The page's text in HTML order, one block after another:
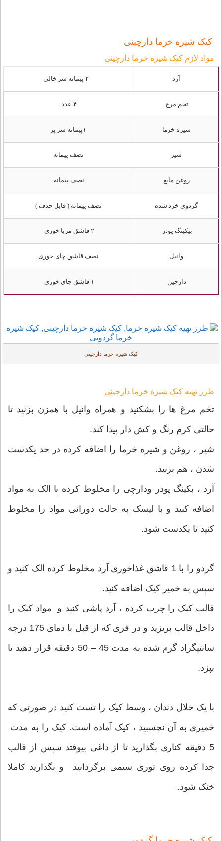
کیک شیره خرما دارچینی
مواد لازم کیک شیره خرما دارچینی
آرد
تخم مرغ ۴ عدد
شیره خرما
شیر نصف پیمانه
روغن مایع نصف پیمانه
گردوی خرد شده نصف پیمانه ( قابل حذف )
بیکینگ پودر ۲ قاشق مربا خوری
وانیل نصف قاشق چای خوری
دارچین ۱ قاشق چای خوری
کیک شیره خرما دارچینی
طرز تهیه کیک شیره خرما دارچینی
تخم مرغ ها را بشکنید و همراه وانیل با همزن بزنید تا
حالتی کرم رنگ و کش دار پیدا کند.
شیر ، روغن و شیره خرما را اضافه کرده در حد یکدست
شدن ، هم بزنید.
آرد ، بکینگ پودر ودارچی را مخلوط کرده با الک به مواد
اضافه کنید و با لیسک به حالت دورانی مواد را مخلوط
کنید تا یکدست شود.
گردو را با 1 قاشق غذاخوری آرد مخلوط کرده الک کنید و
سپس به خمیر کیک اضافه کنید.
قالب کیک را چرب کرده ، آرد پاشی کنید و مواد کیک را
داخل قالب بریزید و در فری که از قبل با دمای 175 درجه
سانتیگراد گرم شده به مدت 45 – 50 دقیقه قرار دهید تا
بپزد.
با یک خلال دندان ، وسط کیک را تست کنید در صورتی که
خمیری به آن نچسبید ، کیک آماده است. کیک را به مدت
5 دقیقه کناری بگذارید تا از داغی بیوفتد سپس از قالب
جدا کرده روی توری سیمی برگردانید و بگذارید کاملا
خنک شود.